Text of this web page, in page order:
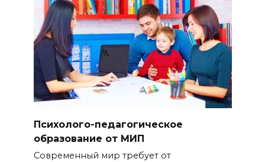
Психолого-педагогическое
образование от МИП
Современный мир требует от